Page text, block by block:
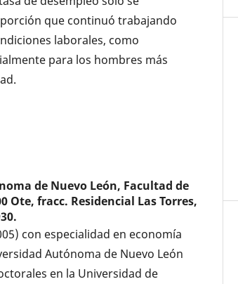
que continuó trabajando
laborales, como
para los hombres más
de Nuevo León, Facultad de
Ote, fracc. Residencial Las Torres,
con especialidad en economía
Autónoma de Nuevo León
en la Universidad de